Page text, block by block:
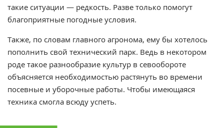
такие ситуации — редкость. Разве только помогут
благоприятные погодные условия.
Также, по словам главного агронома, ему бы хотелось
пополнить свой технический парк. Ведь в некотором
роде такое разнообразие культур в севообороте
объясняется необходимостью растянуть во времени
посевные и уборочные работы. Чтобы имеющаяся
техника смогла всюду успеть.